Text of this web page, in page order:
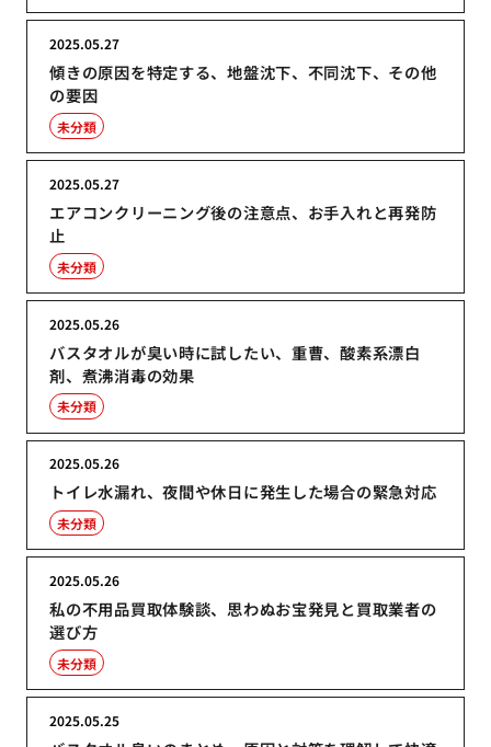
傾きの原因を特定する、地盤沈下、不同沈下、その他
の要因
2025.05.27
未分類
エアコンクリーニング後の注意点、お手入れと再発防
止
2025.05.27
未分類
バスタオルが臭い時に試したい、重曹、酸素系漂白
剤、煮沸消毒の効果
2025.05.26
未分類
トイレ水漏れ、夜間や休日に発生した場合の緊急対応
2025.05.26
未分類
私の不用品買取体験談、思わぬお宝発見と買取業者の
選び方
2025.05.26
未分類
2025.05.25